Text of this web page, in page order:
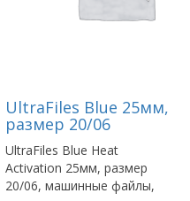
UltraFiles Blue 25мм,
размер 20/06
UltraFiles Blue Heat
Activation 25мм, размер
20/06, машинные файлы,